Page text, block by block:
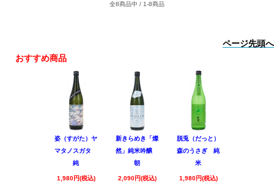
全8商品中 / 1-8商品
ページ先頭へ
おすすめ商品
姿（すがた）ヤ
マタノスガタ
純
1,980円(税込)
新きらめき「燦
然」純米吟醸
朝
2,090円(税込)
脱兎（だっと）
森のうさぎ 純
米
1,980円(税込)